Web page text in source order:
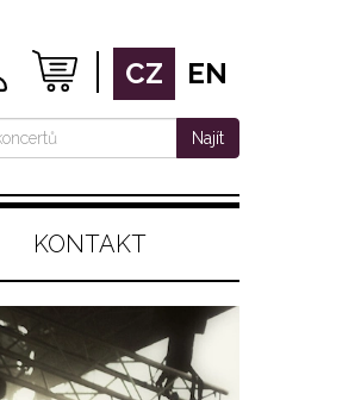
CZ EN
Najít
KONTAKT